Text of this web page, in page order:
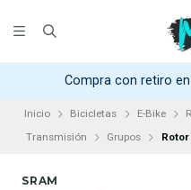
Compra con retiro
Inicio Bicicletas E-Bike
Transmisión
Grupos
SRAM